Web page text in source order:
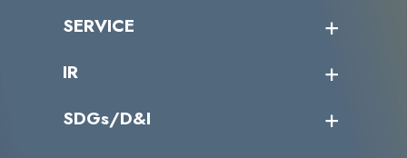
ミッション／ビジョン
パートナー企業一覧
サイバーニュース
SERVICE
カテゴリー別サービス一覧
IR
IRカレンダー
SDGs/D&I